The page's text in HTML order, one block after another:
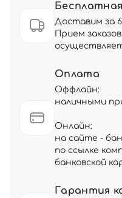
Доставим за
Прием заказов
Оплата
Оффлайн:
наличными
Онлайн:
на сайте -
по ссылке
банковской
Гарантия